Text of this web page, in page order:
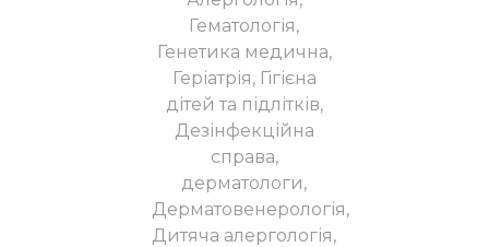
Гематологія,
Генетика медична,
Геріатрія, Гігієна
дітей та підлітків,
Дезінфекційна
справа,
дерматологи,
Дерматовенерологія,
Дитяча алергологія,